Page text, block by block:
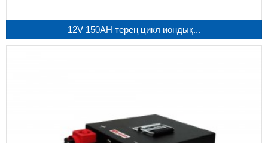
12V 150AH терең цикл иондық...